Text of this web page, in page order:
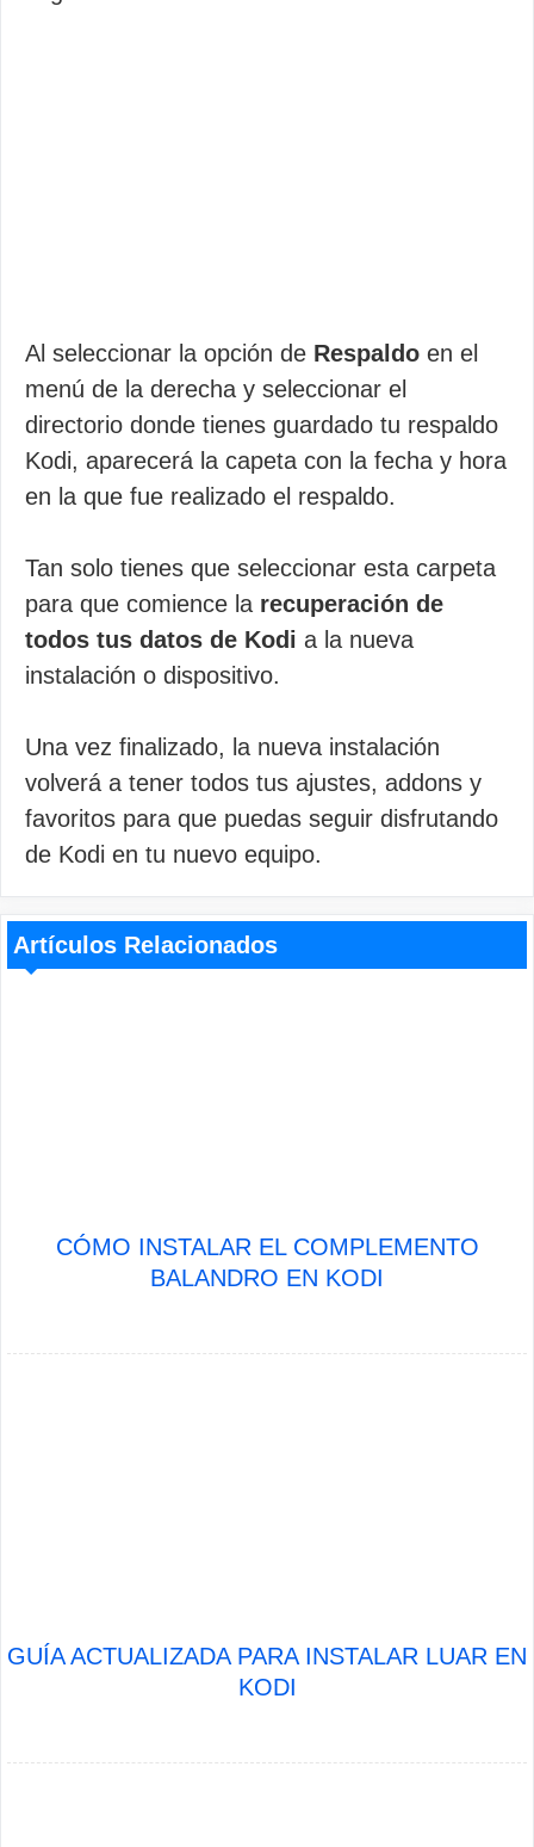
Al seleccionar la opción de Respaldo en el
menú de la derecha y seleccionar el
directorio donde tienes guardado tu respaldo
Kodi, aparecerá la capeta con la fecha y hora
en la que fue realizado el respaldo.
Tan solo tienes que seleccionar esta carpeta
para que comience la recuperación de
todos tus datos de Kodi a la nueva
instalación o dispositivo.
Una vez finalizado, la nueva instalación
volverá a tener todos tus ajustes, addons y
favoritos para que puedas seguir disfrutando
de Kodi en tu nuevo equipo.
Artículos Relacionados
CÓMO INSTALAR EL COMPLEMENTO
BALANDRO EN KODI
GUÍA ACTUALIZADA PARA INSTALAR LUAR EN
KODI